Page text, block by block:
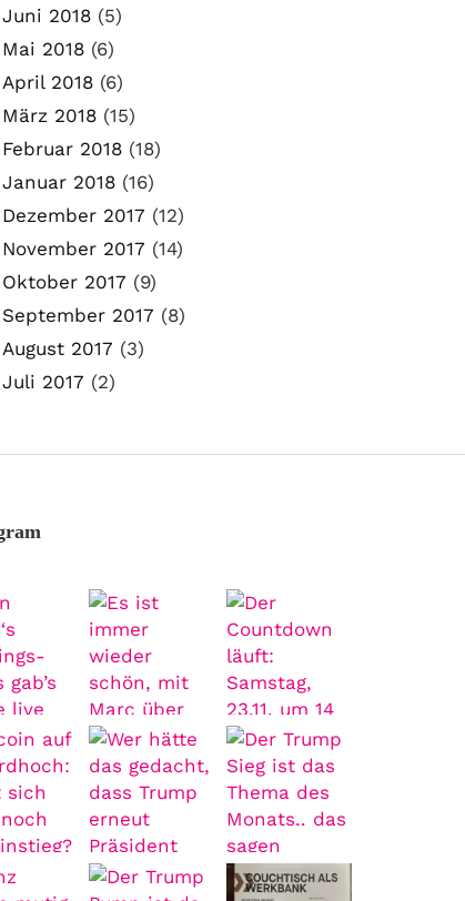
Juni 2018 (5)
Mai 2018 (6)
April 2018 (6)
März 2018 (15)
Februar 2018 (18)
Januar 2018 (16)
Dezember 2017 (12)
November 2017 (14)
Oktober 2017 (9)
September 2017 (8)
August 2017 (3)
Juli 2017 (2)